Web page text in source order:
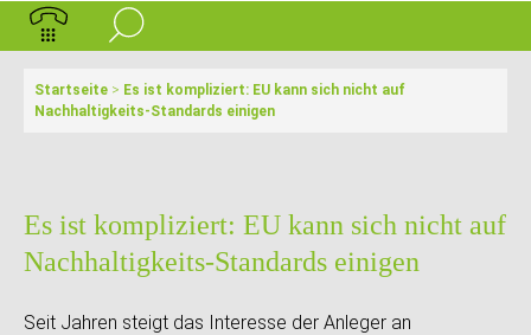
Startseite > Es ist kompliziert: EU kann sich nicht auf
Nachhaltigkeits-Standards einigen
Es ist kompliziert: EU kann sich nicht auf
Nachhaltigkeits-Standards einigen
Seit Jahren steigt das Interesse der Anleger an